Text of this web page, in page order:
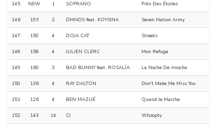
145 NEW 1 SOPRANO Près Des Étoiles
146 193 2 DMNDS feat. KOYSINA Seven Nation Army
147 150 4 DOJA CAT Streets
148 158 4 JULIEN CLERC Mon Refuge
149 160 3 BAD BUNNY feat. ROSALÍA La Noche De Anoche
150 136 4 RAY DALTON Don't Make Me Miss You
151 126 4 BEN MAZUÉ Quand Je Marche
152 143 14 CJ Whoopty